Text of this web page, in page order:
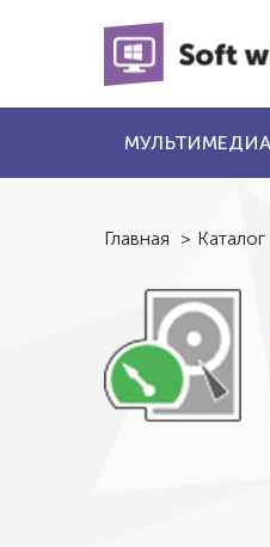
МУЛЬТИМЕДИА
Главная > Каталог